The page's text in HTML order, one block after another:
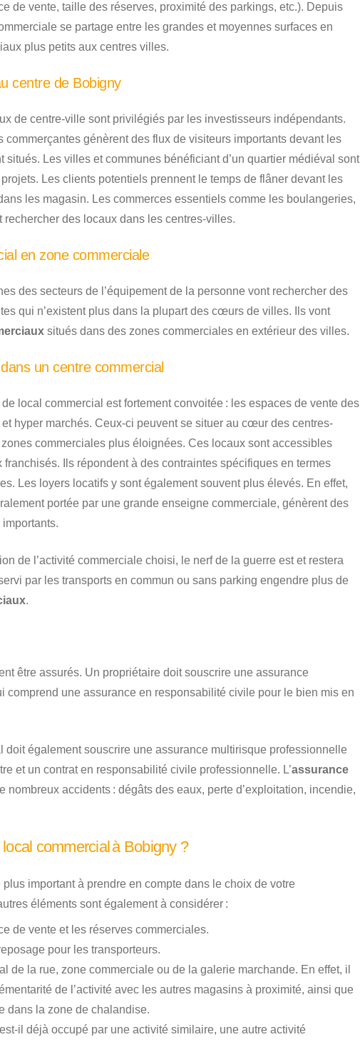
de vente, taille des réserves, proximité des parkings, etc.). Depuis
se partage entre les grandes et moyennes surfaces en
plus petits aux centres villes.
centre de Bobigny
de centre-ville sont privilégiés par les investisseurs indépendants.
commerçantes génèrent des flux de visiteurs importants devant les
situés. Les villes et communes bénéficiant d’un quartier médiéval sont
Les clients potentiels prennent le temps de flâner devant les
les magasin. Les commerces essentiels comme les boulangeries,
des locaux dans les centres-villes.
en zone commerciale
des secteurs de l’équipement de la personne vont rechercher des
qui n’existent plus dans la plupart des cœurs de villes. Ils vont
situés dans des zones commerciales en extérieur des villes.
un centre commercial
local commercial est fortement convoitée : les espaces de vente des
hyper marchés. Ceux-ci peuvent se situer au cœur des centres-
commerciales plus éloignées. Ces locaux sont accessibles
franchisés. Ils répondent à des contraintes spécifiques en termes
Les loyers locatifs y sont également souvent plus élevés. En effet,
portée par une grande enseigne commerciale, génèrent des
de l’activité commerciale choisi, le nerf de la guerre est et restera
par les transports en commun ou sans parking engendre plus de
.
être assurés. Un propriétaire doit souscrire une assurance
comprend une assurance en responsabilité civile pour le bien mis en
doit également souscrire une assurance multirisque professionnelle
et un contrat en responsabilité civile professionnelle. L’assurance
nombreux accidents : dégâts des eaux, perte d’exploitation, incendie,
commercial à Bobigny ?
important à prendre en compte dans le choix de votre
éléments sont également à considérer :
de vente et les réserves commerciales.
pour les transporteurs.
de la rue, zone commerciale ou de la galerie marchande. En effet, il
de l’activité avec les autres magasins à proximité, ainsi que
dans la zone de chalandise.
il déjà occupé par une activité similaire, une autre activité